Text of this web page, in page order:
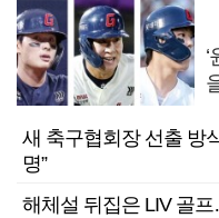
새 축구협회장 선출 방
명”
해체설 뒤집은 LIV 골